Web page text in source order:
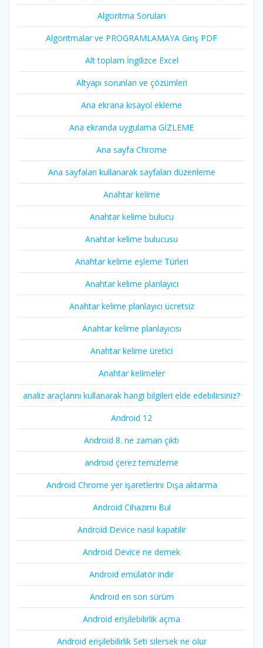
Algoritma Soruları
Algoritmalar ve PROGRAMLAMAYA Giriş PDF
Alt toplam İngilizce Excel
Altyapı sorunları ve çözümleri
Ana ekrana kısayol ekleme
Ana ekranda uygulama GİZLEME
Ana sayfa Chrome
Ana sayfaları kullanarak sayfaları düzenleme
Anahtar kelime
Anahtar kelime bulucu
Anahtar kelime bulucusu
Anahtar kelime eşleme Türleri
Anahtar kelime planlayıcı
Anahtar kelime planlayıcı ücretsiz
Anahtar kelime planlayıcısı
Anahtar kelime üretici
Anahtar kelimeler
analiz araçlarını kullanarak hangi bilgileri elde edebilirsiniz?
Android 12
Android 8. ne zaman çıktı
android çerez temizleme
Android Chrome yer işaretlerini Dışa aktarma
Android Cihazımı Bul
Android Device nasıl kapatilir
Android Device ne demek
Android emülatör indir
Android en son sürüm
Android erişilebilirlik açma
Android erişilebilirlik Seti silersek ne olur